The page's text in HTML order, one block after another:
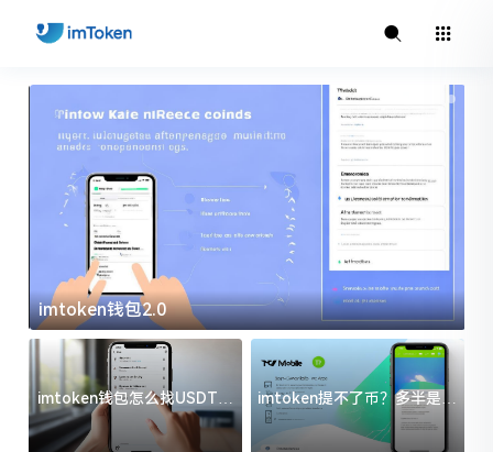
imtoken钱包2.0
imtoken钱包怎么找USDT地
址？三步搞定不踩坑
imtoken提不了币？多半是这
几件事没处理好